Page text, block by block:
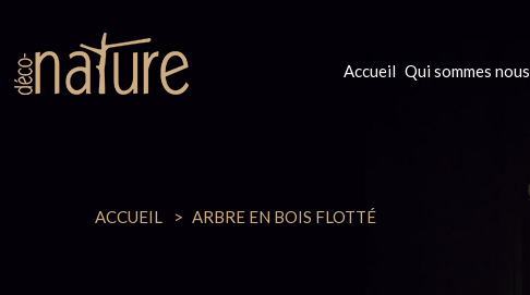
Accueil Qui sommes nous
ACCUEIL ARBRE EN BOIS FLOTTÉ